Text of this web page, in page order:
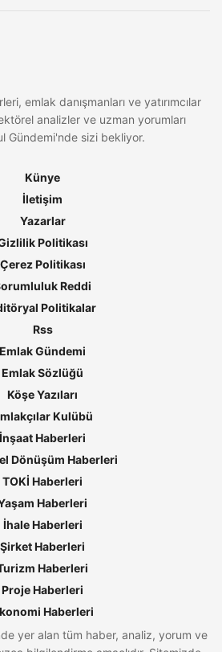
emlak danışmanları ve yatırımcılar
analizler ve uzman yorumları
Gündemi'nde sizi bekliyor.
Künye
İletişim
Yazarlar
Politikası
Çerez Politikası
Reddi
Politikalar
Rss
Emlak Gündemi
Emlak Sözlüğü
Köşe Yazıları
Kulübü
İnşaat Haberleri
Dönüşüm Haberleri
TOKİ Haberleri
Haberleri
İhale Haberleri
Şirket Haberleri
Haberleri
Proje Haberleri
Haberleri
yer alan tüm haber, analiz, yorum ve